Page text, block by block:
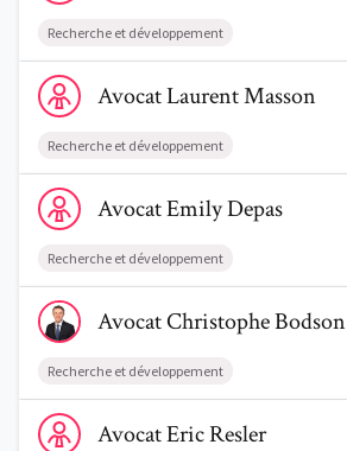
Recherche et développement
Voir le profil de AvocatLaurent Masson
AvocatLaurentMasson
Recherche et développement
Voir le profil de AvocatEmily Depas
AvocatEmilyDepas
Recherche et développement
Voir le profil de AvocatChristophe Bodson
AvocatChristopheBodson
Recherche et développement
Voir le profil de AvocatEric Resler
AvocatEricResler